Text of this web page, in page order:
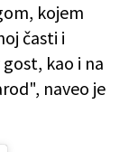
kojem
časti i
kao i na
naveo je